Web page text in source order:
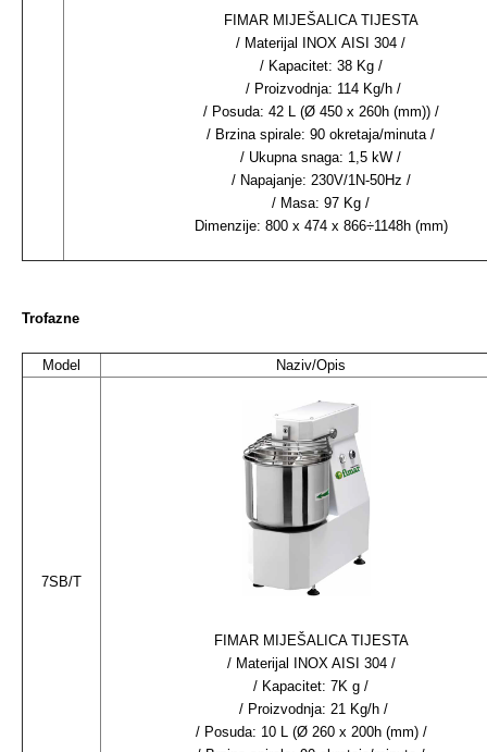
FIMAR MIJEŠALICA TIJESTA
/ Materijal INOX AISI 304 /
/ Kapacitet: 38 Kg /
/ Proizvodnja: 114 Kg/h /
/ Posuda: 42 L (Ø 450 x 260h (mm)) /
/ Brzina spirale: 90 okretaja/minuta /
/ Ukupna snaga: 1,5 kW /
/ Napajanje: 230V/1N-50Hz /
/ Masa: 97 Kg /
Dimenzije: 800 x 474 x 866÷1148h (mm)
Trofazne
Model Naziv/Opis
7SB/T
FIMAR MIJEŠALICA TIJESTA
/ Materijal INOX AISI 304 /
/ Kapacitet: 7K g /
/ Proizvodnja: 21 Kg/h /
/ Posuda: 10 L (Ø 260 x 200h (mm) /